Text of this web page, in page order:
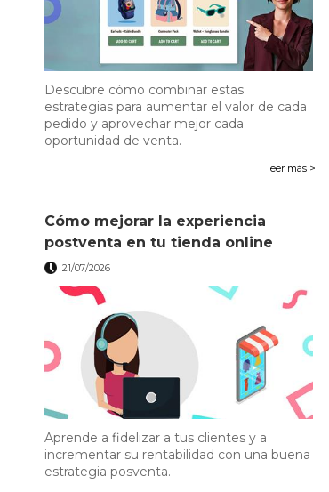
Descubre cómo combinar estas
estrategias para aumentar el valor de cada
pedido y aprovechar mejor cada
oportunidad de venta.
leer más >
Cómo mejorar la experiencia
postventa en tu tienda online
21/07/2026
Aprende a fidelizar a tus clientes y a
incrementar su rentabilidad con una buena
estrategia posventa.